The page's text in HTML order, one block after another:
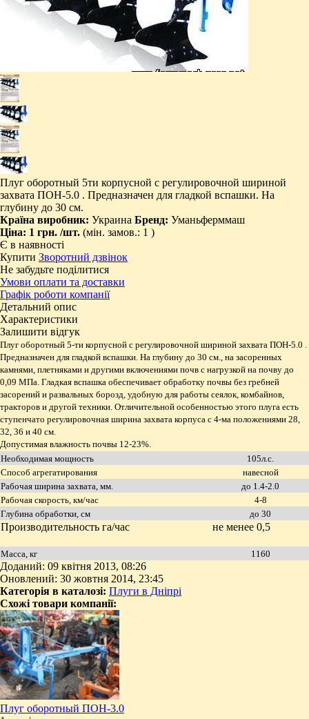
Плуг оборотный 5ти корпусной с регулировочной шириной
захвата ПОН-5.0 . Предназначен для гладкой вспашки. На
глубину до 30 см.
Країна виробник: Украина Бренд: Уманьферммаш
Ціна: 1 грн. /шт. (мін. замов.: 1 )
Є в наявності
Купити Зворотний дзвінок
Не забудьте поділитися
Умови оплати та доставки
Графік роботи компанії
Детальний опис
Характеристики
Залишити відгук
Плуг оборотный 5-ти корпусной с регулировочной шириной захвата ПОН-5.0 .
Предназначен для гладкой вспашки. На глубину до 30 см., на засоренных
камнями, плетняками и другими включениями почв с нагрузкой на почву до
0,09 МПа. Гладкая вспашка обеспечивает обработку почвы без гребней
засорений и развальных борозд, удобную для работы сеялок, комбайнов,
тракторов и другой техники. Отличительной особенностью этого плуга есть
ступенчато регулировочная ширина захвата корпуса с 4-ма положениями 28,
32, 36 и 40 см.
Допустимая влажность почвы 12-23%.
Необходимая мощность
105л.с.
Способ агрегатирования
навесной
Рабочая ширина захвата, мм.
до 1.4-2.0
Рабочая скорость, км/час
4-8
Глубина обработки, см
до 30
Производительность га/час не менее 0,5
Масса, кг 1160
Доданий: 09 квітня 2013, 08:26
Оновлений: 30 жовтня 2014, 23:45
Категорія в каталозі: Плуги в Дніпрі
Схожі товари компанії:
Плуг оборотный ПОН-3.0